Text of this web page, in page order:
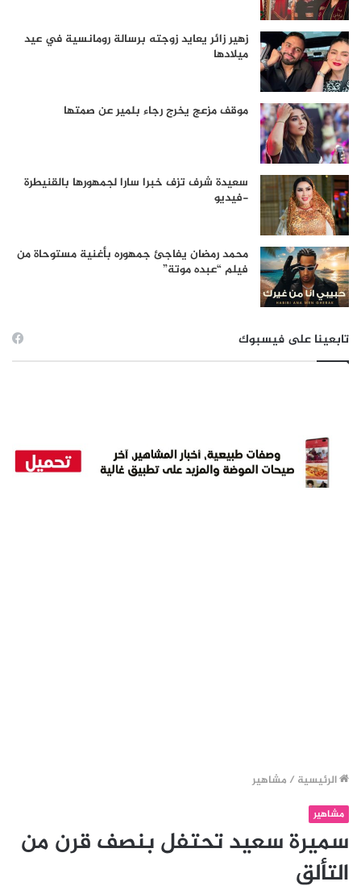
زهير زائر يعايد زوجته برسالة رومانسية في عيد
ميلادها
موقف مزعج يخرج رجاء بلمير عن صمتها
سعيدة شرف تزف خبرا سارا لجمهورها بالقنيطرة
-فيديو
محمد رمضان يفاجئ جمهوره بأغنية مستوحاة من
فيلم “عبده موتة”
تابعينا على فيسبوك